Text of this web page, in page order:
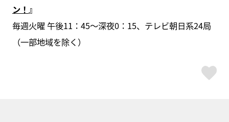
ン！ 』
毎週火曜 午後11：45～深夜0：15、テレビ朝日系24局
（一部地域を除く）